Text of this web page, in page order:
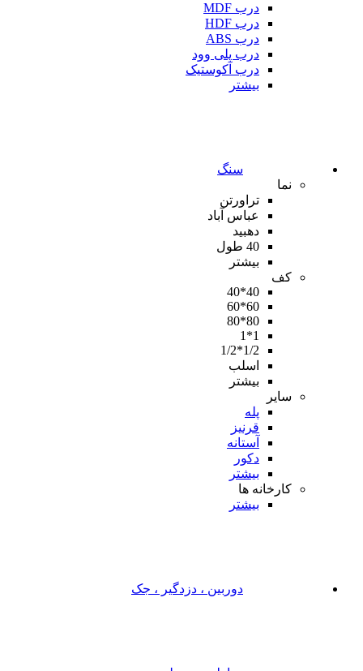
درب MDF
درب HDF
درب ABS
درب پلی وود
درب آکوستیک
بیشتر
سنگ
نما
تراورتن
عباس آباد
دهبید
40 طول
بیشتر
کف
40*40
60*60
80*80
1*1
1/2*1/2
اسلب
بیشتر
سایر
پله
قرنیز
آستانه
دکور
بیشتر
کارخانه ها
بیشتر
دوربین ، دزدگیر ، جک